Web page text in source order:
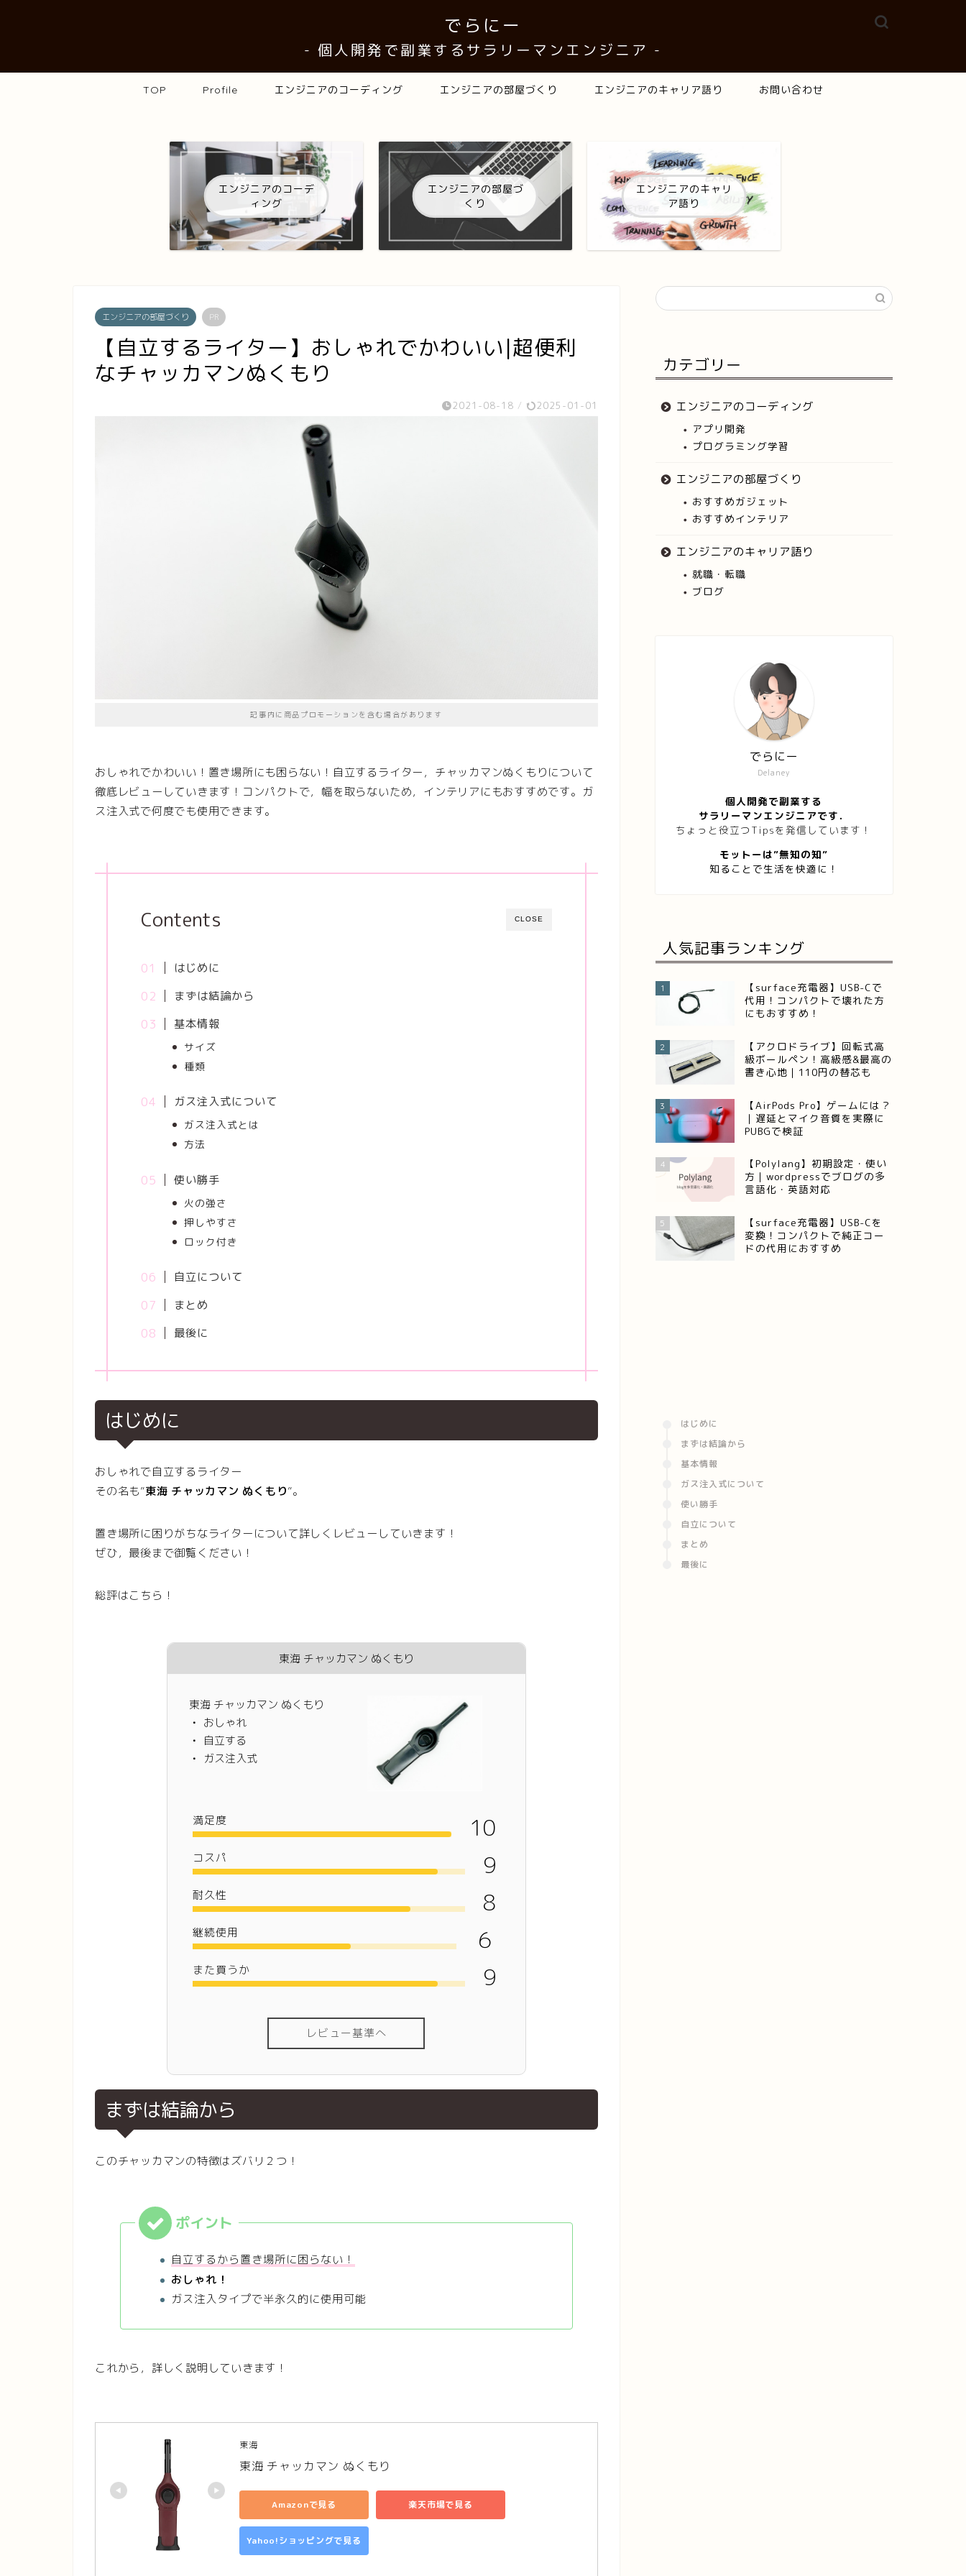
でらにー
- 個人開発で副業するサラリーマンエンジニア -
TOP Profile エンジニアのコーディング エンジニアの部屋づくり エンジニアのキャリア語り お問い合わせ
エンジニアのコーデ
ィング
エンジニアの部屋づ
くり
エンジニアのキャリ
ア語り
エンジニアの部屋づくり PR
【自立するライター】おしゃれでかわいい|超便利
なチャッカマンぬくもり
2021-08-18 / 2025-01-01
記事内に商品プロモーションを含む場合があります
おしゃれでかわいい！置き場所にも困らない！自立するライター，チャッカマンぬくもりについて
徹底レビューしていきます！コンパクトで，幅を取らないため，インテリアにもおすすめです。ガ
ス注入式で何度でも使用できます。
CLOSE
Contents
はじめに
まずは結論から
基本情報
サイズ
種類
ガス注入式について
ガス注入式とは
方法
使い勝手
火の強さ
押しやすさ
ロック付き
自立について
まとめ
最後に
はじめに
おしゃれで自立するライター
その名も”東海 チャッカマン ぬくもり”。
置き場所に困りがちなライターについて詳しくレビューしていきます！
ぜひ，最後まで御覧ください！
総評はこちら！
東海 チャッカマン ぬくもり
東海 チャッカマン ぬくもり
おしゃれ
自立する
ガス注入式
満足度 10
コスパ 9
耐久性 8
継続使用 ６
また買うか 9
レビュー基準へ
まずは結論から
このチャッカマンの特徴はズバリ２つ！
自立するから置き場所に困らない！
おしゃれ！
ガス注入タイプで半永久的に使用可能
これから，詳しく説明していきます！
東海
東海 チャッカマン ぬくもり
Amazonで見る 楽天市場で見る
Yahoo!ショッピングで見る
カテゴリー
エンジニアのコーディング
アプリ開発
プログラミング学習
エンジニアの部屋づくり
おすすめガジェット
おすすめインテリア
エンジニアのキャリア語り
就職・転職
ブログ
Delaney
でらにー
個人開発で副業する
サラリーマンエンジニアです．
ちょっと役立つTipsを発信しています！
モットーは”無知の知”
知ることで生活を快適に！
人気記事ランキング
1
【surface充電器】USB-Cで
代用！コンパクトで壊れた方
にもおすすめ！
2
【アクロドライブ】回転式高
級ボールペン！高級感&最高の
書き心地｜110円の替芯も
3
【AirPods Pro】ゲームには？
｜遅延とマイク音質を実際に
PUBGで検証
4
【Polylang】初期設定・使い
方｜wordpressでブログの多
言語化・英語対応
5
【surface充電器】USB-Cを
変換！コンパクトで純正コー
ドの代用におすすめ
はじめに
まずは結論から
基本情報
ガス注入式について
使い勝手
自立について
まとめ
最後に